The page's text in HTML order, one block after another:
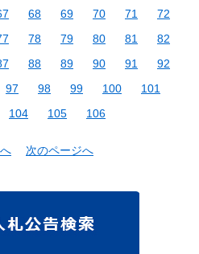
68 69 70 71
72
78 79 80 81
82
88 89 90 91
92
97 98 99 100
101
104 105 106
次のページへ